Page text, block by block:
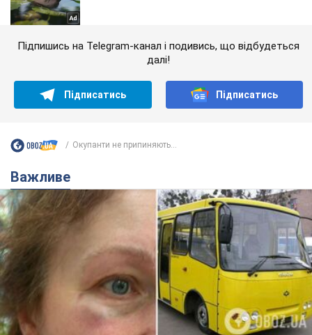
Підпишись на Telegram-канал і подивись, що відбудеться
далі!
Підписатись Підписатись
Окупанти не припиняють...
Важливе